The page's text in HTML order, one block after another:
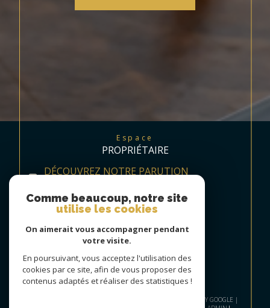
Espace
PROPRIÉTAIRE
DÉCOUVREZ NOTRE PARUTION
© 2026 | TOUS DROITS RÉSERVÉS | TRADUCTION POWERED BY GOOGLE |
Comme beaucoup, notre site
utilise les cookies
On aimerait vous accompagner pendant
votre visite.
En poursuivant, vous acceptez l'utilisation des
cookies par ce site, afin de vous proposer des
contenus adaptés et réaliser des statistiques !